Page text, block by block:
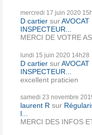
mercredi 17 juin 2020
D cartier surAVOCAT
INSPECTEUR...
MERCI DE VOTRE
lundi 15 juin 2020 14h28
D cartier surAVOCAT
INSPECTEUR...
excellent praticien
samedi 23 novembre
laurent R sur
l...
MERCI DES INFOS